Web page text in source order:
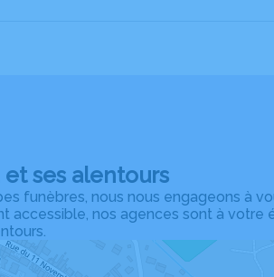
ses alentours
funèbres, nous nous engageons à
accessible, nos agences sont à votre